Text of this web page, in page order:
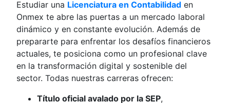
Estudiar una Licenciatura en Contabilidad en
Onmex te abre las puertas a un mercado laboral
dinámico y en constante evolución. Además de
prepararte para enfrentar los desafíos financieros
actuales, te posiciona como un profesional clave
en la transformación digital y sostenible del
sector. Todas nuestras carreras ofrecen:
Título oficial avalado por la SEP,